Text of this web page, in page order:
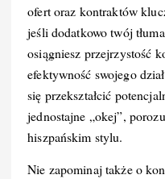
ofert oraz kontraktów
jeśli dodatkowo twój
osiągniesz przejrzystość
efektywność swojego
się przekształcić
jednostajne „okej”,
hiszpańskim stylu.
Nie zapominaj także o